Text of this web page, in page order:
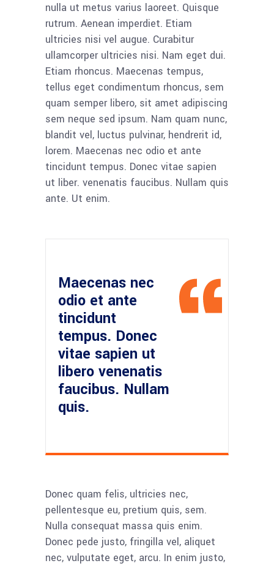
nulla ut metus varius laoreet. Quisque
rutrum. Aenean imperdiet. Etiam
ultricies nisi vel augue. Curabitur
ullamcorper ultricies nisi. Nam eget dui.
Etiam rhoncus. Maecenas tempus,
tellus eget condimentum rhoncus, sem
quam semper libero, sit amet adipiscing
sem neque sed ipsum. Nam quam nunc,
blandit vel, luctus pulvinar, hendrerit id,
lorem. Maecenas nec odio et ante
tincidunt tempus. Donec vitae sapien
ut liber. venenatis faucibus. Nullam quis
ante. Ut enim.
Maecenas nec
odio et ante
tincidunt
tempus. Donec
vitae sapien ut
libero venenatis
faucibus. Nullam
quis.
Donec quam felis, ultricies nec,
pellentesque eu, pretium quis, sem.
Nulla consequat massa quis enim.
Donec pede justo, fringilla vel, aliquet
nec, vulputate eget, arcu. In enim justo,